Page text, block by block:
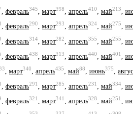
февраль345 март398 апрель410 май213
, февраль290, март293, апрель324, май275,
февраль314 март282 апрель355 май255
февраль438 март313 апрель440 май401
, март340, апрель435, май88, июнь375,
февраль291 март285 апрель231 май334
, февраль321, март341, апрель328, май251,